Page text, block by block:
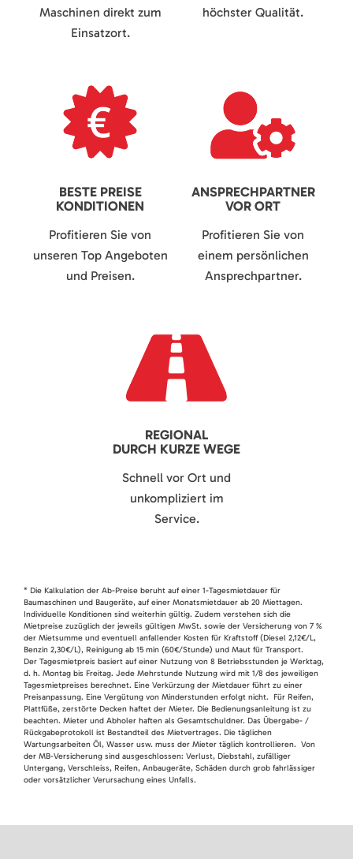
Maschinen direkt zum
Einsatzort.
höchster Qualität.
BESTE PREISE
KONDITIONEN
Profitieren Sie von
unseren Top Angeboten
und Preisen.
ANSPRECHPARTNER
VOR ORT
Profitieren Sie von
einem persönlichen
Ansprechpartner.
REGIONAL
DURCH KURZE WEGE
Schnell vor Ort und
unkompliziert im
Service.
* Die Kalkulation der Ab-Preise beruht auf einer 1-Tagesmietdauer für
Baumaschinen und Baugeräte, auf einer Monatsmietdauer ab 20 Miettagen.
Individuelle Konditionen sind weiterhin gültig. Zudem verstehen sich die
Mietpreise zuzüglich der jeweils gültigen MwSt. sowie der Versicherung von 7 %
der Mietsumme und eventuell anfallender Kosten für Kraftstoff (Diesel 2,12€/L,
Benzin 2,30€/L), Reinigung ab 15 min (60€/Stunde) und Maut für Transport.
Der Tagesmietpreis basiert auf einer Nutzung von 8 Betriebsstunden je Werktag,
d. h. Montag bis Freitag. Jede Mehrstunde Nutzung wird mit 1/8 des jeweiligen
Tagesmietpreises berechnet. Eine Verkürzung der Mietdauer führt zu einer
Preisanpassung. Eine Vergütung von Minderstunden erfolgt nicht. Für Reifen,
Plattfüße, zerstörte Decken haftet der Mieter. Die Bedienungsanleitung ist zu
beachten. Mieter und Abholer haften als Gesamtschuldner. Das Übergabe- /
Rückgabeprotokoll ist Bestandteil des Mietvertrages. Die täglichen
Wartungsarbeiten Öl, Wasser usw. muss der Mieter täglich kontrollieren. Von
der MB-Versicherung sind ausgeschlossen: Verlust, Diebstahl, zufälliger
Untergang, Verschleiss, Reifen, Anbaugeräte, Schäden durch grob fahrlässiger
oder vorsätzlicher Verursachung eines Unfalls.